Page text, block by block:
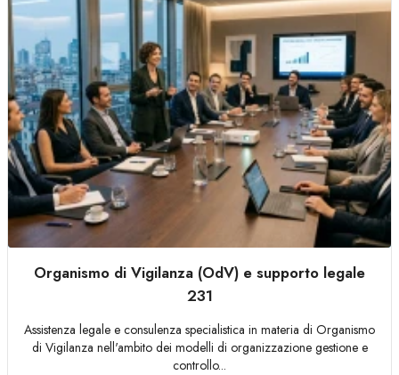
Organismo di Vigilanza (OdV) e supporto legale
231
Assistenza legale e consulenza specialistica in materia di Organismo
di Vigilanza nell'ambito dei modelli di organizzazione gestione e
controllo...